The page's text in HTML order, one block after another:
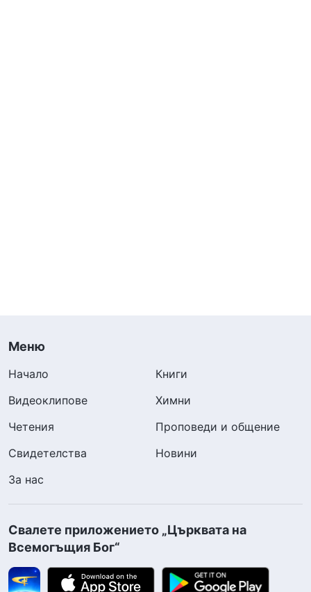
Меню
Начало
Книги
Видеоклипове
Химни
Четения
Проповеди и общение
Свидетелства
Новини
За нас
Свалете приложението „Църквата на
Всемогъщия Бог“